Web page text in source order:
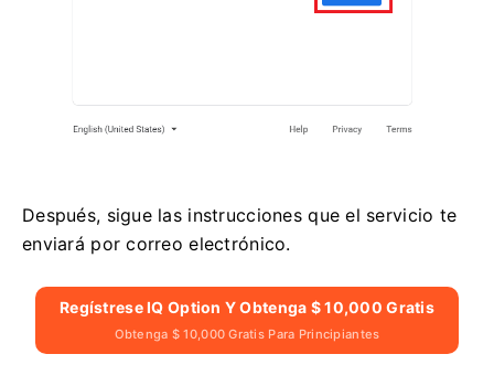
Después, sigue las instrucciones que el servicio te
enviará por correo electrónico.
Regístrese IQ Option Y Obtenga $ 10,000 Gratis
Obtenga $ 10,000 Gratis Para Principiantes